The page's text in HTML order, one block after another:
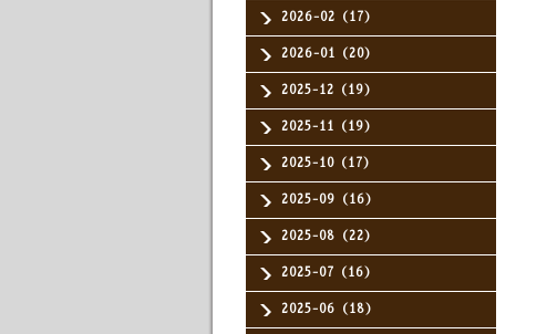
2026-02（17）
2026-01（20）
2025-12（19）
2025-11（19）
2025-10（17）
2025-09（16）
2025-08（22）
2025-07（16）
2025-06（18）